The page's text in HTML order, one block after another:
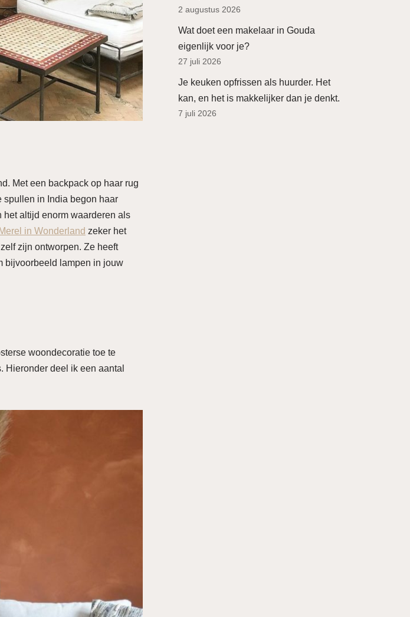
Met een backpack op haar rug
spullen in India begon haar
het altijd enorm waarderen als
Merel in Wonderland zeker het
zijn ontworpen. Ze heeft
bijvoorbeeld lampen in jouw
woondecoratie toe te
Hieronder deel ik een aantal
2 augustus 2026
Wat doet een makelaar in Gouda
eigenlijk voor je?
27 juli 2026
Je keuken opfrissen als huurder. Het
kan, en het is makkelijker dan je denkt.
7 juli 2026